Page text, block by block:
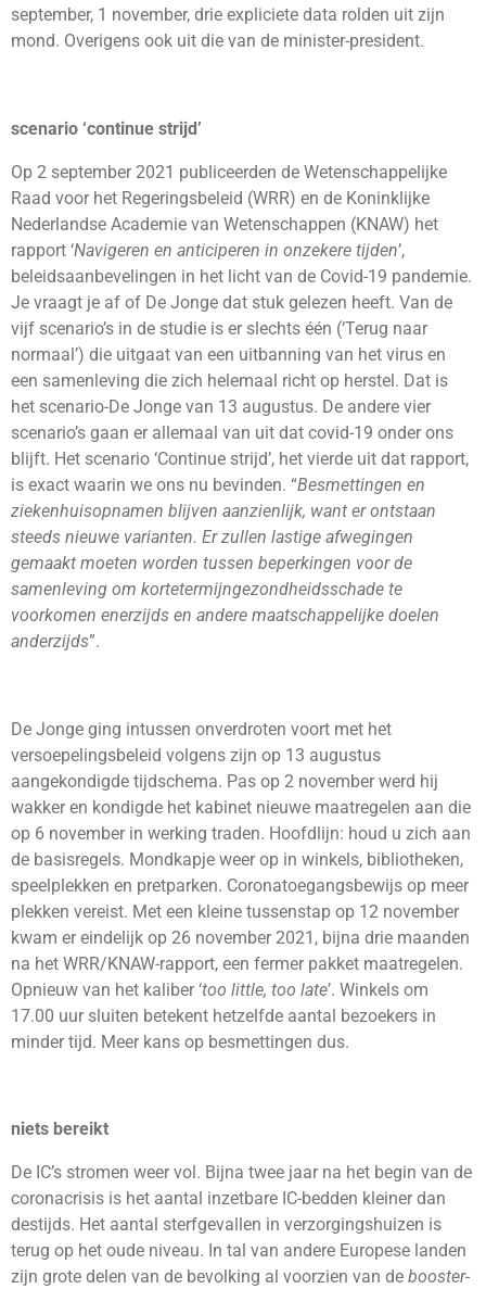
september, 1 november, drie expliciete data rolden uit zijn
mond. Overigens ook uit die van de minister-president.
scenario ‘continue strijd’
Op 2 september 2021 publiceerden de Wetenschappelijke
Raad voor het Regeringsbeleid (WRR) en de Koninklijke
Nederlandse Academie van Wetenschappen (KNAW) het
rapport ‘Navigeren en anticiperen in onzekere tijden’,
beleidsaanbevelingen in het licht van de Covid-19 pandemie.
Je vraagt je af of De Jonge dat stuk gelezen heeft. Van de
vijf scenario’s in de studie is er slechts één (‘Terug naar
normaal’) die uitgaat van een uitbanning van het virus en
een samenleving die zich helemaal richt op herstel. Dat is
het scenario-De Jonge van 13 augustus. De andere vier
scenario’s gaan er allemaal van uit dat covid-19 onder ons
blijft. Het scenario ‘Continue strijd’, het vierde uit dat rapport,
is exact waarin we ons nu bevinden. “Besmettingen en
ziekenhuisopnamen blijven aanzienlijk, want er ontstaan
steeds nieuwe varianten. Er zullen lastige afwegingen
gemaakt moeten worden tussen beperkingen voor de
samenleving om kortetermijngezondheidsschade te
voorkomen enerzijds en andere maatschappelijke doelen
anderzijds”.
De Jonge ging intussen onverdroten voort met het
versoepelingsbeleid volgens zijn op 13 augustus
aangekondigde tijdschema. Pas op 2 november werd hij
wakker en kondigde het kabinet nieuwe maatregelen aan die
op 6 november in werking traden. Hoofdlijn: houd u zich aan
de basisregels. Mondkapje weer op in winkels, bibliotheken,
speelplekken en pretparken. Coronatoegangsbewijs op meer
plekken vereist. Met een kleine tussenstap op 12 november
kwam er eindelijk op 26 november 2021, bijna drie maanden
na het WRR/KNAW-rapport, een fermer pakket maatregelen.
Opnieuw van het kaliber ‘too little, too late’. Winkels om
17.00 uur sluiten betekent hetzelfde aantal bezoekers in
minder tijd. Meer kans op besmettingen dus.
niets bereikt
De IC’s stromen weer vol. Bijna twee jaar na het begin van de
coronacrisis is het aantal inzetbare IC-bedden kleiner dan
destijds. Het aantal sterfgevallen in verzorgingshuizen is
terug op het oude niveau. In tal van andere Europese landen
zijn grote delen van de bevolking al voorzien van de booster-